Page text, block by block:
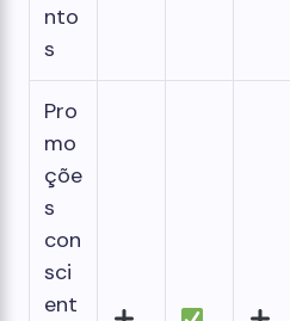
nto
s
Pro
mo
çõe
s
con
sci
ent